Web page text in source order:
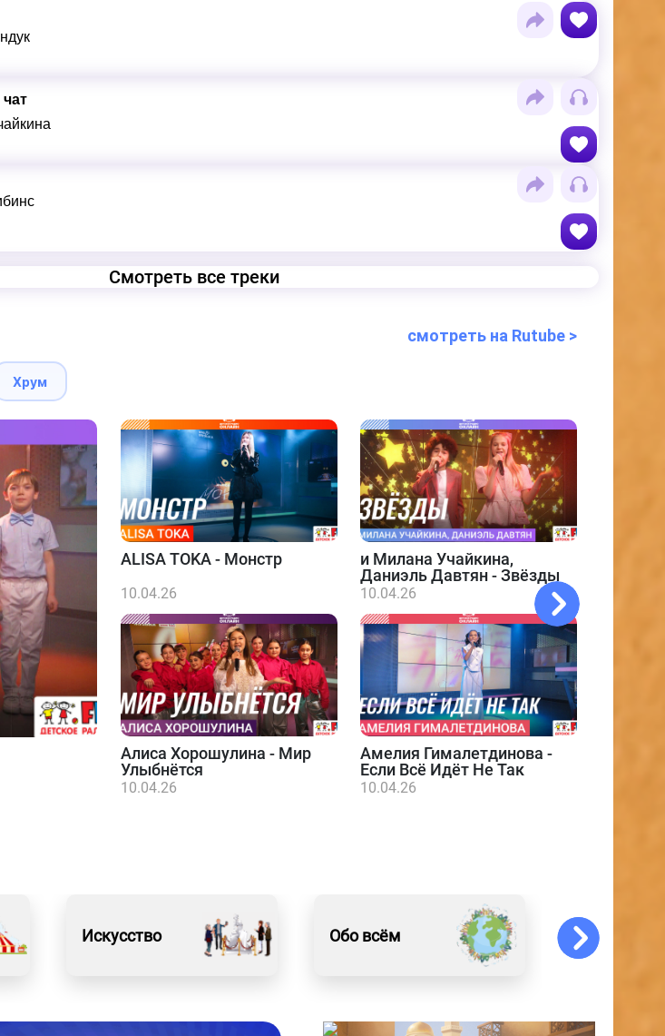
Смотреть все треки
смотреть на Rutube >
Хрум
ALISA TOKA - Монстр
10.04.26
и Милана Учайкина,
Даниэль Давтян - Звёзды
10.04.26
Алиса Хорошулина - Мир
Улыбнётся
10.04.26
Амелия Гималетдинова -
Если Всё Идёт Не Так
10.04.26
Искусство Обо всём